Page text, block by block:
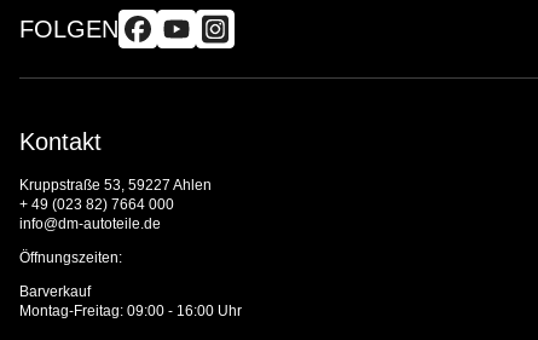
FOLGEN
Kontakt
Kruppstraße 53, 59227 Ahlen
+ 49 (023 82) 7664 000
info@dm-autoteile.de
Öffnungszeiten:
Barverkauf
Montag-Freitag: 09:00 - 16:00 Uhr